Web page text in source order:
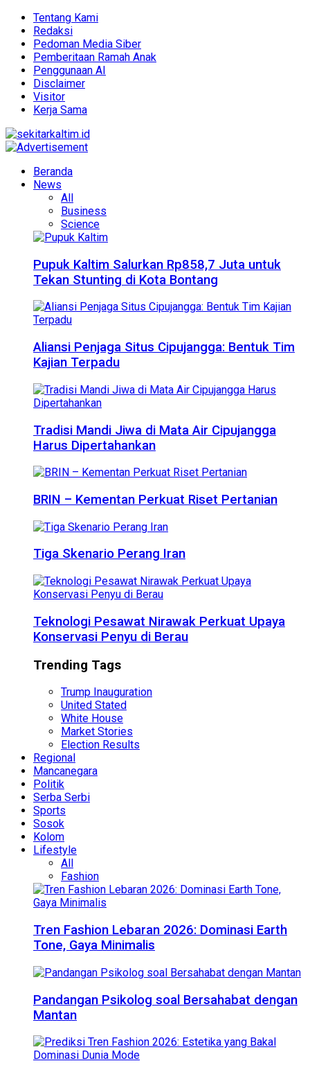
Tentang Kami
Redaksi
Pedoman Media Siber
Pemberitaan Ramah Anak
Penggunaan AI
Disclaimer
Visitor
Kerja Sama
Beranda
News
All
Business
Science
Pupuk Kaltim Salurkan Rp858,7 Juta untuk
Tekan Stunting di Kota Bontang
Aliansi Penjaga Situs Cipujangga: Bentuk Tim
Kajian Terpadu
Tradisi Mandi Jiwa di Mata Air Cipujangga
Harus Dipertahankan
BRIN – Kementan Perkuat Riset Pertanian
Tiga Skenario Perang Iran
Teknologi Pesawat Nirawak Perkuat Upaya
Konservasi Penyu di Berau
Trending Tags
Trump Inauguration
United Stated
White House
Market Stories
Election Results
Regional
Mancanegara
Politik
Serba Serbi
Sports
Sosok
Kolom
Lifestyle
All
Fashion
Tren Fashion Lebaran 2026: Dominasi Earth
Tone, Gaya Minimalis
Pandangan Psikolog soal Bersahabat dengan
Mantan